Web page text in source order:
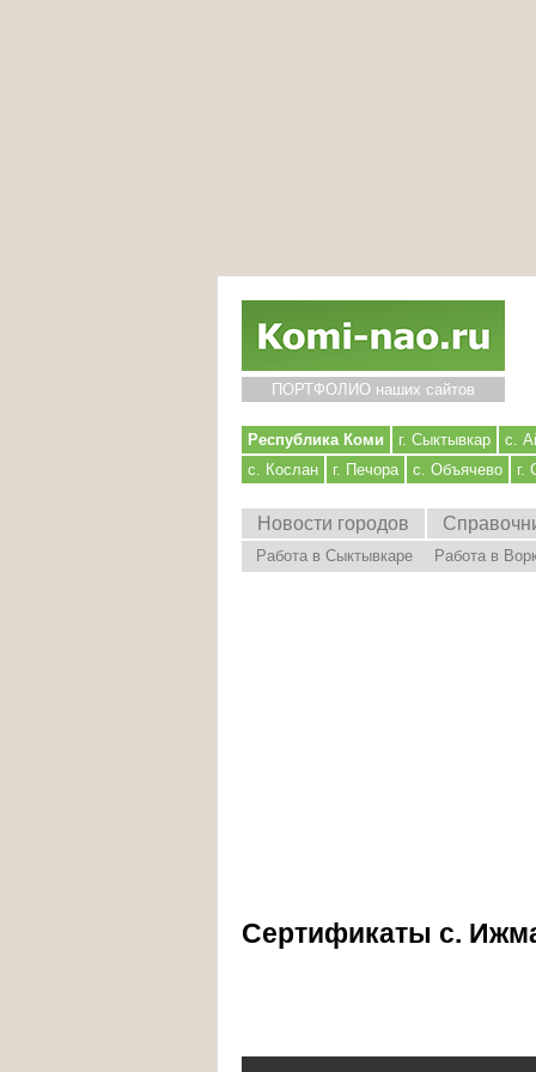
ПОРТФОЛИО наших сайтов
Республика Коми г. Сыктывкар
с.
с. Кослан
г. Печора с. Объячево г.
Новости городов
Работа в Сыктывкаре Работа в
Сертификаты с.